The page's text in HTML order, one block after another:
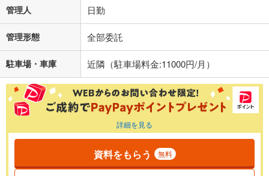
管理人 日勤
管理形態 全部委託
駐車場・車庫 近隣（駐車場料金:11000円/月）
詳細を見る
資料をもらう 無料